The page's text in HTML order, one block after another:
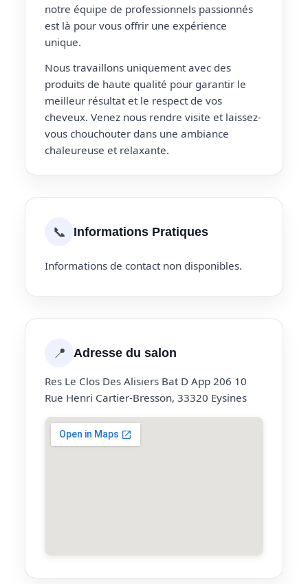
notre équipe de professionnels passionnés
est là pour vous offrir une expérience
unique.
Nous travaillons uniquement avec des
produits de haute qualité pour garantir le
meilleur résultat et le respect de vos
cheveux. Venez nous rendre visite et laissez-
vous chouchouter dans une ambiance
chaleureuse et relaxante.
📞 Informations Pratiques
Informations de contact non disponibles.
📍 Adresse du salon
Res Le Clos Des Alisiers Bat D App 206 10
Rue Henri Cartier-Bresson, 33320 Eysines